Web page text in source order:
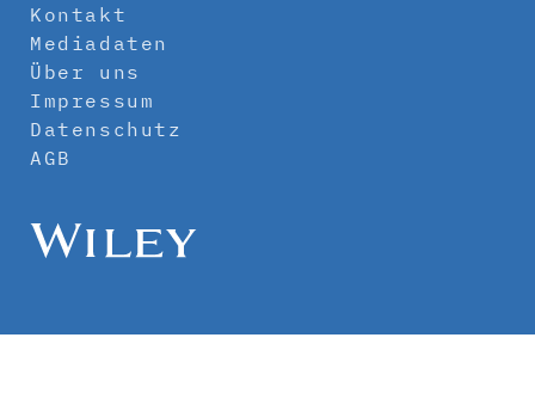
Kontakt
Mediadaten
Über uns
Impressum
Datenschutz
AGB